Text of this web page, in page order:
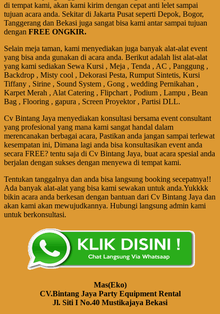
di tempat kami, akan kami kirim dengan cepat anti lelet sampai
tujuan acara anda. Sekitar di Jakarta Pusat seperti Depok, Bogor,
Tanggerang dan Bekasi juga sangat bisa kami antar sampai tujuan
dengan FREE ONGKIR.
Selain meja taman, kami menyediakan juga banyak alat-alat event
yang bisa anda gunakan di acara anda. Berikut adalah list alat-alat
yang kami sediakan Sewa Kursi , Meja , Tenda , AC , Panggung ,
Backdrop , Misty cool , Dekorasi Pesta, Rumput Sintetis, Kursi
Tiffany , Sirine , Sound System , Gong , wedding Pernikahan ,
Karpet Merah , Alat Catering , Flipchart , Podium , Lampu , Bean
Bag , Flooring , gapura , Screen Proyektor , Partisi DLL.
Cv Bintang Jaya menyediakan konsultasi bersama event consultant
yang profesional yang mana kami sangat handal dalam
merencanakan berbagai acara, Pastikan anda jangan sampai terlewat
kesempatan ini, Dimana lagi anda bisa konsultasikan event anda
secara FREE? tentu saja di Cv Bintang Jaya, buat acara spesial anda
berjalan dengan sukses dengan menyewa di tempat kami.
Tentukan tanggalnya dan anda bisa langsung booking secepatnya!!
Ada banyak alat-alat yang bisa kami sewakan untuk anda.Yukkkk
bikin acara anda berkesan dengan bantuan dari Cv Bintang Jaya dan
akan kami akan mewujudkannya. Hubungi langsung admin kami
untuk berkonsultasi.
Mas(Eko)
CV.Bintang Jaya Party Equipment Rental
Jl. Siti I No.40 Mustikajaya Bekasi